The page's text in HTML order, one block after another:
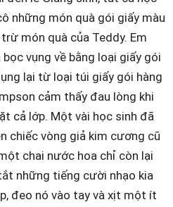
những món quà gói giấy màu
món quà của Teddy. Em
vụng về bằng loại giấy gói
lại từ loại túi giấy gói hàng
cảm thấy đau lòng khi
cả lớp. Một vài học sinh đã
chiếc vòng giả kim cương cũ
chai nước hoa chỉ còn lại
những tiếng cười nhạo kia
đeo nó vào tay và xịt một ít